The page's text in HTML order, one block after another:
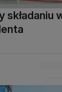
składaniu